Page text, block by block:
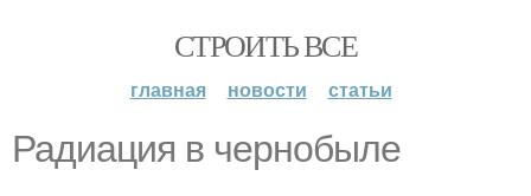
СТРОИТЬ ВСЕ
главная новости статьи
Радиация в чернобыле